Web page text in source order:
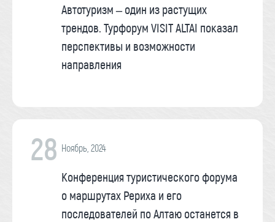
Автотуризм – один из растущих
трендов. Турфорум VISIT ALTAI показал
перспективы и возможности
направления
28 Ноябрь, 2024
Конференция туристического форума
о маршрутах Рериха и его
последователей по Алтаю останется в